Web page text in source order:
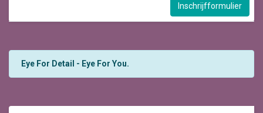
Inschrijfformulier
Eye For Detail - Eye For You.